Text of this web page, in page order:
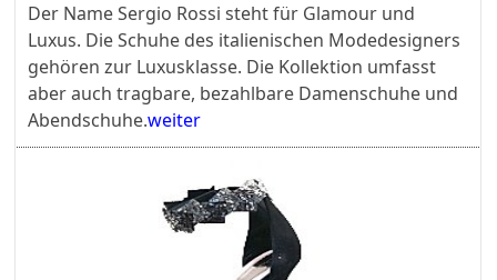
Der Name Sergio Rossi steht für Glamour und
Luxus. Die Schuhe des italienischen Modedesigners
gehören zur Luxusklasse. Die Kollektion umfasst
aber auch tragbare, bezahlbare Damenschuhe und
Abendschuhe.weiter